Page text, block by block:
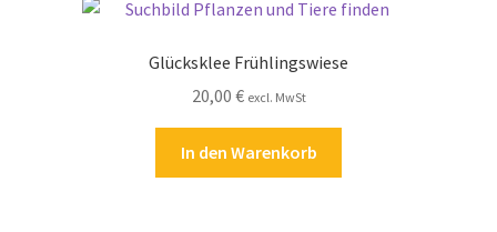
Glücksklee Frühlingswiese
20,00 € excl. MwSt
In den Warenkorb